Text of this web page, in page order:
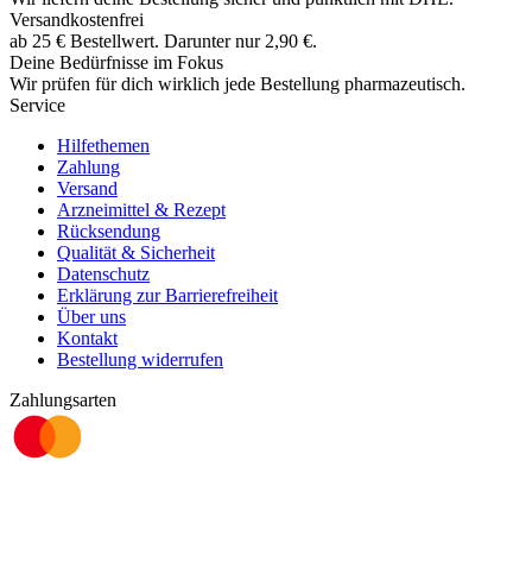
Versandkostenfrei
ab 25 € Bestellwert. Darunter nur 2,90 €.
Deine Bedürfnisse im Fokus
Wir prüfen für dich wirklich jede Bestellung pharmazeutisch.
Service
Hilfethemen
Zahlung
Versand
Arzneimittel & Rezept
Rücksendung
Qualität & Sicherheit
Datenschutz
Erklärung zur Barrierefreiheit
Über uns
Kontakt
Bestellung widerrufen
Zahlungsarten